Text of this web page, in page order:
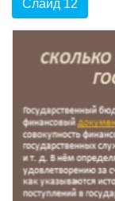
Слайд 12